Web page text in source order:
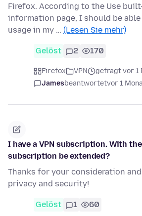
Firefox. According to the Use
information page, I should be
usage in my … (Lesen Sie mehr)
Gelöst 2 170
Firefox VPN
gefragt vor 1
Jamesbeantwortetvor 1
I have a VPN subscription. With the
subscription be extended?
Thanks for your consideration
privacy and security!
Gelöst 1 60